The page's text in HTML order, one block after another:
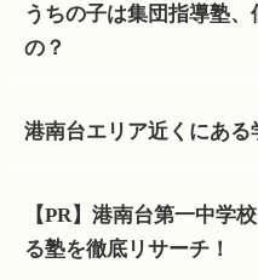
うちの子は集団指導塾
の？
港南台エリア近くにある
【PR】港南台第一中学
る塾を徹底リサーチ！